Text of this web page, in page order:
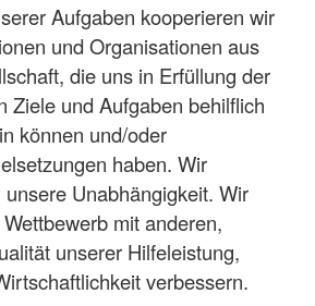
Aufgaben kooperieren wir
und Organisationen aus
die uns in Erfüllung der
Ziele und Aufgaben behilflich
können und/oder
haben. Wir
Unabhängigkeit. Wir
mit anderen,
unserer Hilfeleistung,
verbessern.